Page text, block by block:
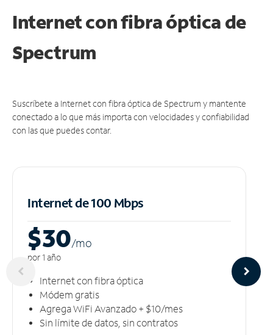
Internet con fibra óptica de
Spectrum
Suscríbete a Internet con fibra óptica de Spectrum y mantente
conectado a lo que más importa con velocidades y confiabilidad
con las que puedes contar.
Internet de 100 Mbps
$30/mo
por 1 año
Internet con fibra óptica
Módem gratis
Agrega WiFi Avanzado + $10/mes
Sin límite de datos, sin contratos